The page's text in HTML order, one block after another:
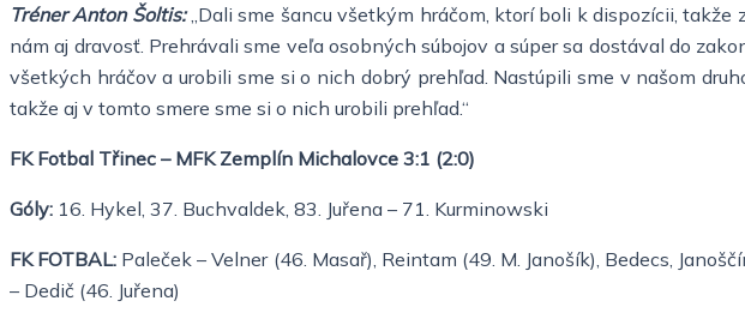
Tréner Anton Šoltis: „Dali sme šancu všetkým hráčom, ktorí boli k dispozícii,
nám aj dravosť. Prehrávali sme veľa osobných súbojov a súper sa dostával do
všetkých hráčov a urobili sme si o nich dobrý prehľad. Nastúpili sme v našom
takže aj v tomto smere sme si o nich urobili prehľad.“
FK Fotbal Třinec – MFK Zemplín Michalovce 3:1 (2:0)
Góly: 16. Hykel, 37. Buchvaldek, 83. Juřena – 71. Kurminowski
FK FOTBAL: Paleček – Velner (46. Masař), Reintam (49. M. Janošík), Bedecs,
– Dedič (46. Juřena)